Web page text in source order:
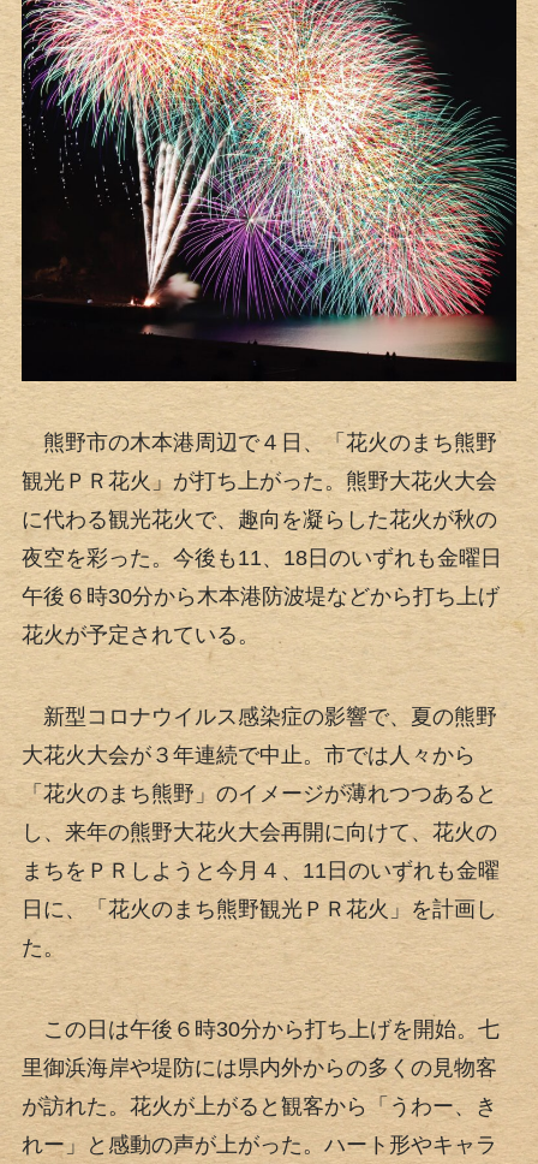
熊野市の木本港周辺で４日、「花火のまち熊野
観光ＰＲ花火」が打ち上がった。熊野大花火大会
に代わる観光花火で、趣向を凝らした花火が秋の
夜空を彩った。今後も11、18日のいずれも金曜日
午後６時30分から木本港防波堤などから打ち上げ
花火が予定されている。
新型コロナウイルス感染症の影響で、夏の熊野
大花火大会が３年連続で中止。市では人々から
「花火のまち熊野」のイメージが薄れつつあると
し、来年の熊野大花火大会再開に向けて、花火の
まちをＰＲしようと今月４、11日のいずれも金曜
日に、「花火のまち熊野観光ＰＲ花火」を計画し
た。
この日は午後６時30分から打ち上げを開始。七
里御浜海岸や堤防には県内外からの多くの見物客
が訪れた。花火が上がると観客から「うわー、き
れー」と感動の声が上がった。ハート形やキャラ